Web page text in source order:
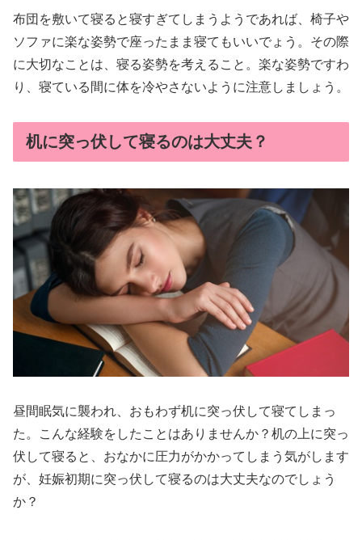
布団を敷いて寝ると寝すぎてしまうようであれば、椅子や
ソファに楽な姿勢で座ったまま寝てもいいでょう。その際
に大切なことは、寝る姿勢を考えること。楽な姿勢ですわ
り、寝ている間に体を冷やさないように注意しましょう。
机に突っ伏して寝るのは大丈夫？
昼間眠気に襲われ、おもわず机に突っ伏して寝てしまっ
た。こんな経験をしたことはありませんか？机の上に突っ
伏して寝ると、おなかに圧力がかかってしまう気がします
が、妊娠初期に突っ伏して寝るのは大丈夫なのでしょう
か？